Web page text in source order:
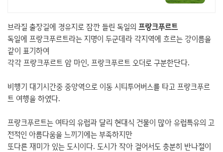
브라질 출장길에 경유지로 잠깐 들린 독일의 프랑크푸르트
독일에 프랑크푸르트라는 지명이 두군데라 각지역에 흐르는 강이름을
같이 표기하여
각각 프랑크푸르트 암 마인, 프랑크푸르트 오더로 구분한단다.
비행기 대기시간중 중앙역으로 이동 시티투어버스를 타고 프랑크푸르
트 여행을 하였다.
프랑크푸르트는 여타의 유럽과 달리 현대식 건물이 많아 유럽특유의 고
전적인 아름다움을 느끼기에는 부족하지만
또다른 재미가 있는 도시이다. 도시가 작아 걸어서도 충분히 반나절이